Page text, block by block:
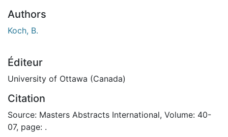
Authors
Koch, B.
Éditeur
University of Ottawa (Canada)
Citation
Source: Masters Abstracts International, Volume: 40-
07, page: .